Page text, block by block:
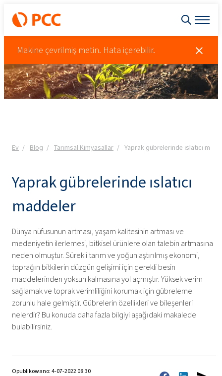
Makine çevrilmiş metin. Hata içerebilir.
Ev Blog Tarımsal Kimyasallar Yaprak gübrelerinde ıslatıcı
Yaprak gübrelerinde ıslatıcı
maddeler
Dünya nüfusunun artması, yaşam kalitesinin artması ve
medeniyetin ilerlemesi, bitkisel ürünlere olan talebin artmasına
neden olmuştur. Sürekli tarım ve yoğunlaştırılmış ekonomi,
toprağın bitkilerin düzgün gelişimi için gerekli besin
maddelerinden yoksun kalmasına yol açmıştır. Yüksek verim
sağlamak ve toprak verimliliğini korumak için gübreleme
zorunlu hale gelmiştir. Gübrelerin özellikleri ve bileşenleri
nelerdir? Bu konuda daha fazla bilgiyi aşağıdaki makalede
bulabilirsiniz.
Opublikowano: 4-07-2022 08:30